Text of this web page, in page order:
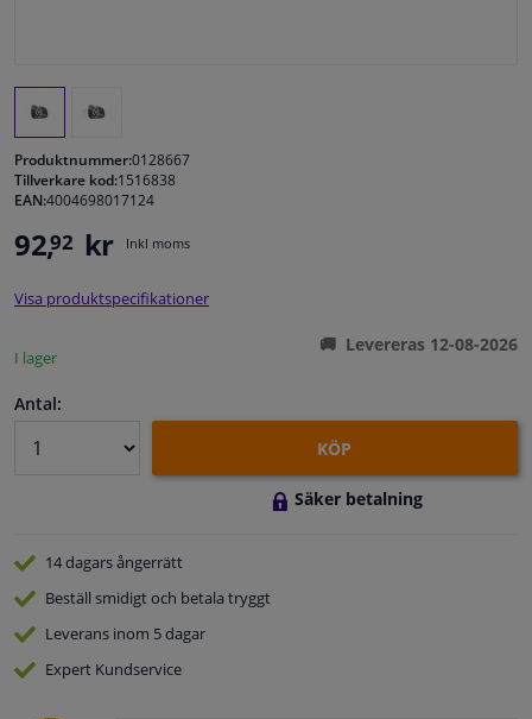
Interiör & bilklädsel
Bilvård & Tillbehör
Verkstad & Verktyg
Husbil, motorcykel, cykel & båt
Sensorer & Elsystem
Produktnummer:0128667
Tillverkare kod:1516838
EAN:4004698017124
92,92 kr Inkl moms
Visa produktspecifikationer
I lager
Levereras 12-08-2026
Antal:
KÖP
Säker betalning
14 dagarsångerrätt
Beställ smidigt och betala tryggt
Leverans inom 5 dagar
Expert Kundservice